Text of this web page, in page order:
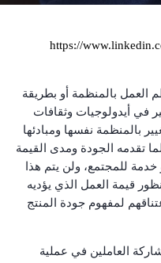
https://
العمل بالمنظمة أو بطريقة
في أيدولوجيات وثقافات
بالمنظمة نفسها ومبادئها
تقدمه الجودة ومدى القيمة
للمجتمع، ولن يتم هذا
قيمة العمل الذي يؤديه
لمفهوم جودة المنتج
العاملين في عملية